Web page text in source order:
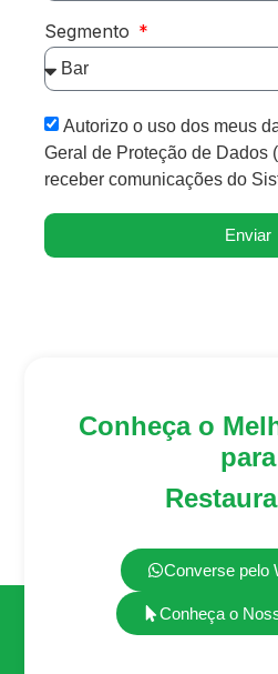
Segmento
Autorizo o uso dos meus
Geral de Proteção de Dados
receber comunicações do
Enviar
Conheça o
para
Converse pelo
Conheça o